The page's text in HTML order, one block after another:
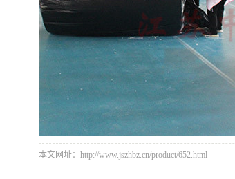
本文网址：http://www.jszhbz.cn/product/652.html